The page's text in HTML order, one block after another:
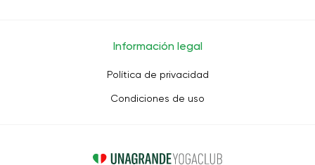
Información legal
Política de privacidad
Condiciones de uso